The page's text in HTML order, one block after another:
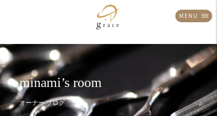
MENU